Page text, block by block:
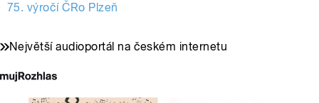
75. výročí ČRo Plzeň
Největší audioportál na českém internetu